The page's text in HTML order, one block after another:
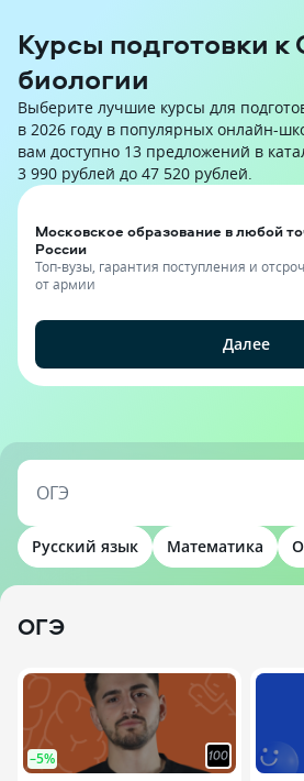
Курсы подготовки к
биологии
Выберите лучшие курсы для
в 2026 году в популярных онлайн-
вам доступно 13 предложений в
3 990 рублей до 47 520 рублей.
Московское образование в любой
России
Топ-вузы, гарантия поступления и
от армии
Далее
ОГЭ
Русский язык Математика
ОГЭ
–5%